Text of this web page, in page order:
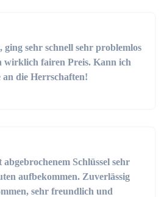
ging sehr schnell sehr problemlos
wirklich fairen Preis. Kann ich
die Herrschaften!
Schlüssel sehr
aufbekommen. Zuverlässig
sehr freundlich und